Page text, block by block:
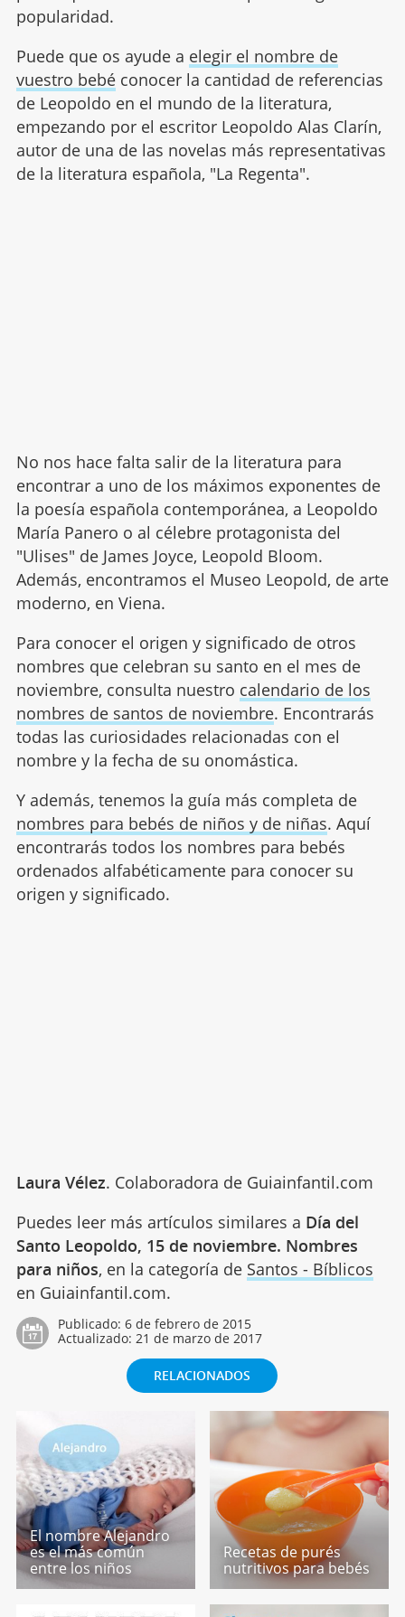
popularidad.
Puede que os ayude a elegir el nombre de
vuestro bebéconocer la cantidad de referencias
de Leopoldo en el mundo de la literatura,
empezando por el escritor Leopoldo Alas Clarín,
autor de una de las novelas más representativas
de la literatura española, "La Regenta".
No nos hace falta salir de la literatura para
encontrar a uno de los máximos exponentes de
la poesía española contemporánea, a Leopoldo
María Panero o al célebre protagonista del
"Ulises" de James Joyce, Leopold Bloom.
Además, encontramos el Museo Leopold, de arte
moderno, en Viena.
Para conocer el origen y significado de otros
nombres que celebran su santo en el mes de
noviembre, consulta nuestro calendario de los
nombres de santos de noviembre. Encontrarás
todas las curiosidades relacionadas con el
nombre y la fecha de su onomástica.
Y además, tenemos la guía más completa de
nombres para bebés de niños y de niñas. Aquí
encontrarás todos los nombres para bebés
ordenados alfabéticamente para conocer su
origen y significado.
Laura Vélez. Colaboradora de Guiainfantil.com
Puedes leer más artículos similares a Día del
Santo Leopoldo, 15 de noviembre. Nombres
para niños, en la categoría de Santos - Bíblicos
en Guiainfantil.com.
Publicado: 6 de febrero de 2015
Actualizado: 21 de marzo de 2017
RELACIONADOS
El nombre Alejandro
es el más común
entre los niños
Recetas de purés
nutritivos para bebés